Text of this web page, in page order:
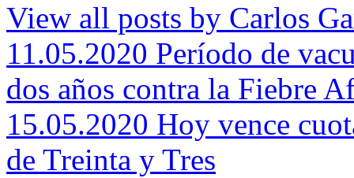
View all posts by Carlos
11.05.2020 Período de
dos años contra la Fiebre
15.05.2020 Hoy vence
de Treinta y Tres